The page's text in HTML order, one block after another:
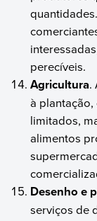
perecíveis.
Agricultura.
à
limitados,
alimentos
Desenho e
serviços de